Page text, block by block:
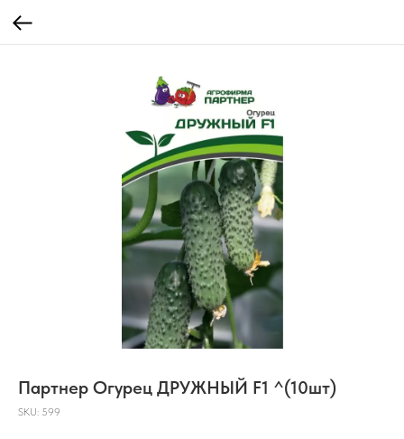
Партнер Огурец ДРУЖНЫЙ F1 ^(10шт)
SKU: 599